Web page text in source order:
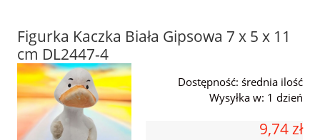
Figurka Kaczka Biała Gipsowa 7 x 5 x 11
cm DL2447-4
Dostępność: średnia ilość
Wysyłka w: 1 dzień
9,74 zł